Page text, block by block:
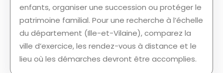
enfants, organiser une succession ou protéger le
patrimoine familial. Pour une recherche à l’échelle
du département (Ille-et-Vilaine), comparez la
ville d’exercice, les rendez-vous à distance et le
lieu où les démarches devront être accomplies.